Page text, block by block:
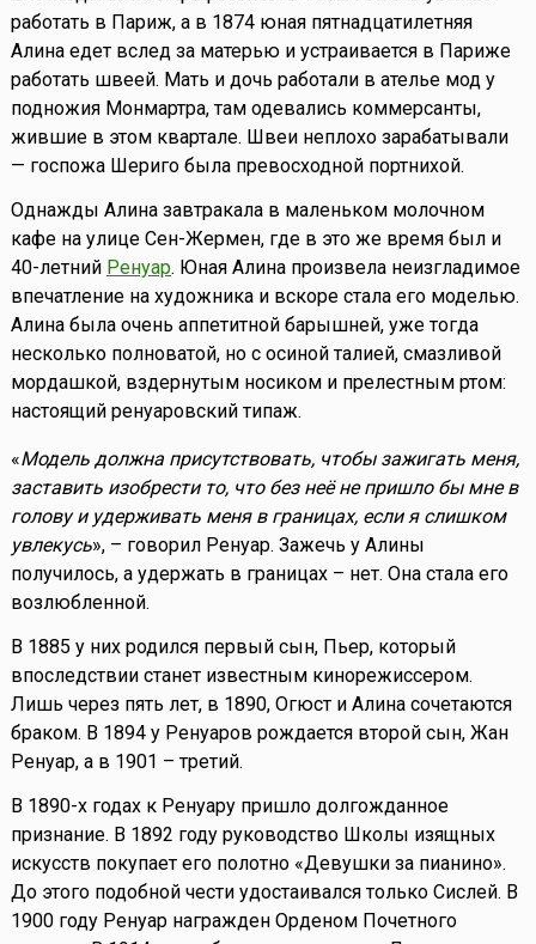
работать в Париж, а в 1874 юная пятнадцатилетняя
Алина едет вслед за матерью и устраивается в Париже
работать швеей. Мать и дочь работали в ателье мод у
подножия Монмартра, там одевались коммерсанты,
жившие в этом квартале. Швеи неплохо зарабатывали
— госпожа Шериго была превосходной портнихой.
Однажды Алина завтракала в маленьком молочном
кафе на улице Сен-Жермен, где в это же время был и
40-летний Ренуар. Юная Алина произвела неизгладимое
впечатление на художника и вскоре стала его моделью.
Алина была очень аппетитной барышней, уже тогда
несколько полноватой, но с осиной талией, смазливой
мордашкой, вздернутым носиком и прелестным ртом:
настоящий ренуаровский типаж.
«Модель должна присутствовать, чтобы зажигать меня,
заставить изобрести то, что без неё не пришло бы мне в
голову и удерживать меня в границах, если я слишком
увлекусь», – говорил Ренуар. Зажечь у Алины
получилось, а удержать в границах – нет. Она стала его
возлюбленной.
В 1885 у них родился первый сын, Пьер, который
впоследствии станет известным кинорежиссером.
Лишь через пять лет, в 1890, Огюст и Алина сочетаются
браком. В 1894 у Ренуаров рождается второй сын, Жан
Ренуар, а в 1901 – третий.
В 1890-х годах к Ренуару пришло долгожданное
признание. В 1892 году руководство Школы изящных
искусств покупает его полотно «Девушки за пианино».
До этого подобной чести удостаивался только Сислей. В
1900 году Ренуар награжден Орденом Почетного